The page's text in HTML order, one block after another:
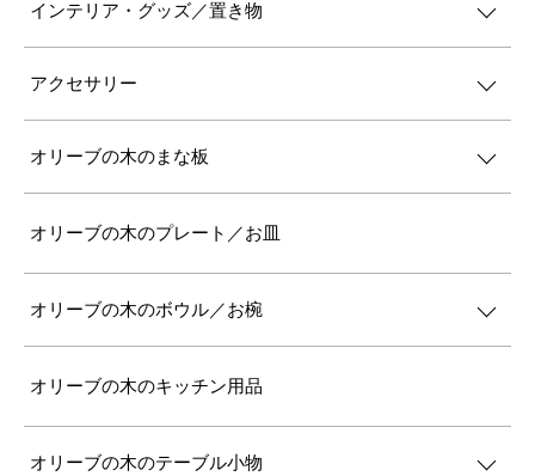
インテリア・グッズ／置き物
アクセサリー
オリーブの木のまな板
オリーブの木のプレート／お皿
オリーブの木のボウル／お椀
オリーブの木のキッチン用品
オリーブの木のテーブル小物